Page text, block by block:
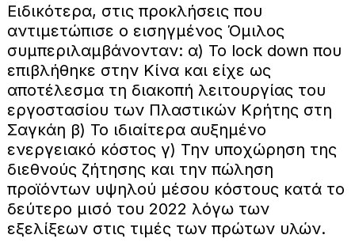
Ειδικότερα, στις προκλήσεις που
αντιμετώπισε ο εισηγμένος Όμιλος
συμπεριλαμβάνονταν: α) Το lock down που
επιβλήθηκε στην Κίνα και είχε ως
αποτέλεσμα τη διακοπή λειτουργίας του
εργοστασίου των Πλαστικών Κρήτης στη
Σαγκάη β) Το ιδιαίτερα αυξημένο
ενεργειακό κόστος γ) Την υποχώρηση της
διεθνούς ζήτησης και την πώληση
προϊόντων υψηλού μέσου κόστους κατά το
δεύτερο μισό του 2022 λόγω των
εξελίξεων στις τιμές των πρώτων υλών.